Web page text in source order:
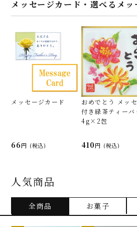
のご褒美にもいいし、大切な
宇治抹茶の上品な旨み
ユウケイママさん（福島県
が入っていました。真っ黒な
細い優しい手触りのゴムがか
品で高級感のあると思いまし
箱を開けると、鮮やかでキレ
メッセージカード・選べるメ
メッセージカード
66 (税込)
おめでとう メッ
付き緑茶ティーバ
4g×2包
410 (税込)
人気商品
全商品 お菓子